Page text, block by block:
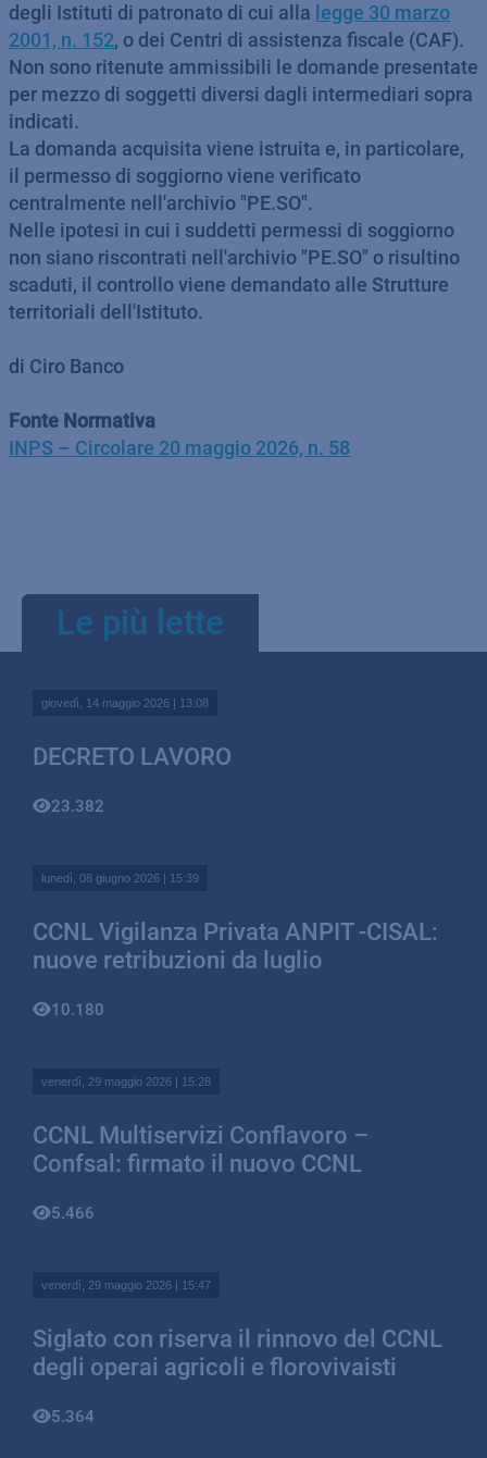
degli Istituti di patronato di cui alla legge 30 marzo
2001, n. 152, o dei Centri di assistenza fiscale (CAF).
Non sono ritenute ammissibili le domande presentate
per mezzo di soggetti diversi dagli intermediari sopra
indicati.
La domanda acquisita viene istruita e, in particolare,
il permesso di soggiorno viene verificato
centralmente nell'archivio "PE.SO".
Nelle ipotesi in cui i suddetti permessi di soggiorno
non siano riscontrati nell'archivio "PE.SO" o risultino
scaduti, il controllo viene demandato alle Strutture
territoriali dell'Istituto.
di Ciro Banco
Fonte Normativa
INPS – Circolare 20 maggio 2026, n. 58
Le più lette
giovedì, 14 maggio 2026 | 13:08
DECRETO LAVORO
23.382
lunedì, 08 giugno 2026 | 15:39
CCNL Vigilanza Privata ANPIT -CISAL:
nuove retribuzioni da luglio
10.180
venerdì, 29 maggio 2026 | 15:28
CCNL Multiservizi Conflavoro –
Confsal: firmato il nuovo CCNL
5.466
venerdì, 29 maggio 2026 | 15:47
Siglato con riserva il rinnovo del CCNL
degli operai agricoli e florovivaisti
5.364